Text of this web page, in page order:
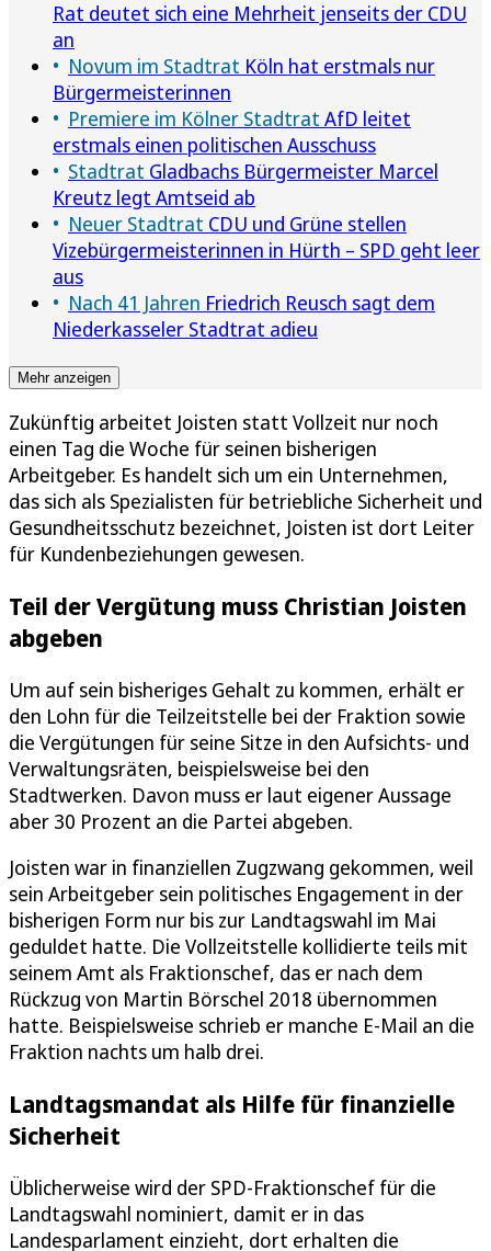
Rat deutet sich eine Mehrheit jenseits der CDU
an
Novum im Stadtrat Köln hat erstmals nur
Bürgermeisterinnen
Premiere im Kölner Stadtrat AfD leitet
erstmals einen politischen Ausschuss
Stadtrat Gladbachs Bürgermeister Marcel
Kreutz legt Amtseid ab
Neuer Stadtrat CDU und Grüne stellen
Vizebürgermeisterinnen in Hürth – SPD geht leer
aus
Nach 41 Jahren Friedrich Reusch sagt dem
Niederkasseler Stadtrat adieu
Mehr anzeigen
Zukünftig arbeitet Joisten statt Vollzeit nur noch
einen Tag die Woche für seinen bisherigen
Arbeitgeber. Es handelt sich um ein Unternehmen,
das sich als Spezialisten für betriebliche Sicherheit und
Gesundheitsschutz bezeichnet, Joisten ist dort Leiter
für Kundenbeziehungen gewesen.
Teil der Vergütung muss Christian Joisten
abgeben
Um auf sein bisheriges Gehalt zu kommen, erhält er
den Lohn für die Teilzeitstelle bei der Fraktion sowie
die Vergütungen für seine Sitze in den Aufsichts- und
Verwaltungsräten, beispielsweise bei den
Stadtwerken. Davon muss er laut eigener Aussage
aber 30 Prozent an die Partei abgeben.
Joisten war in finanziellen Zugzwang gekommen, weil
sein Arbeitgeber sein politisches Engagement in der
bisherigen Form nur bis zur Landtagswahl im Mai
geduldet hatte. Die Vollzeitstelle kollidierte teils mit
seinem Amt als Fraktionschef, das er nach dem
Rückzug von Martin Börschel 2018 übernommen
hatte. Beispielsweise schrieb er manche E-Mail an die
Fraktion nachts um halb drei.
Landtagsmandat als Hilfe für finanzielle
Sicherheit
Üblicherweise wird der SPD-Fraktionschef für die
Landtagswahl nominiert, damit er in das
Landesparlament einzieht, dort erhalten die